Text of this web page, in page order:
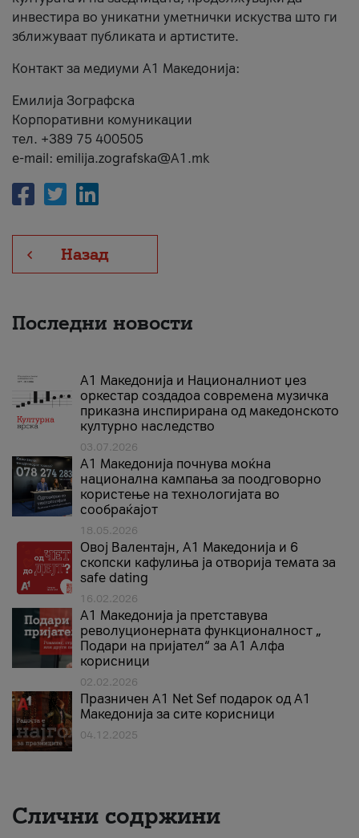
инвестира во уникатни уметнички искуства што ги
зближуваат публиката и артистите.
Контакт за медиуми А1 Македонија:
Емилија Зографска
Корпоративни комуникации
тел. +389 75 400505
e-mail: emilija.zografska@A1.mk
Назад
Последни новости
А1 Македонија и Националниот џез
оркестар создадоа современа музичка
приказна инспирирана од македонското
културно наследство
03.07.2026
A1 Македонија почнува моќна
национална кампања за поодговорно
користење на технологијата во
сообраќајот
18.05.2026
Овој Валентајн, A1 Македонија и 6
скопски кафулиња ја отворија темата за
safe dating
16.02.2026
А1 Македонија ја претставува
револуционерната функционалност „
Подари на пријател“ за А1 Алфа
корисници
02.02.2026
Празничен A1 Net Sеf подарок од А1
Македонија за сите корисници
04.12.2025
Слични содржини